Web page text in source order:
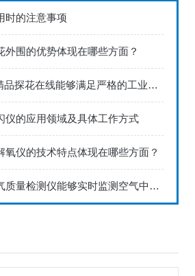
时的注意事项
围的优势体现在哪些方面？
Defelsko国产精品探花在线能够满足严格的工业标准
仪的应用领域及具体工作方式
仪的技术特点体现在哪些方面？
德尔格压缩空气质量检测仪能够实时监测空气中的污染物浓度